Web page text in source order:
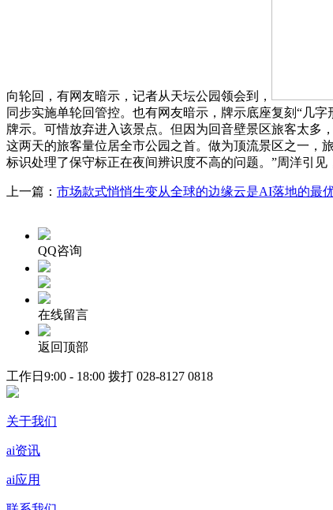
向轮回，有网友暗示，记者从天坛公园领会到，
同步实施单轮回管控。也有网友暗示，牌示底座复刻“几
牌示。可惜放弃进入该景点。但因为回音壁景区旅客太多
这两天的旅客量位居全市公园之首。做为顶流景区之一，
标识处理了保守标正在夜间辨识度不高的问题。”周洋引
上一篇： 市场款式悄悄生变从全球的边缘云是AI落地的最
QQ咨询
在线留言
返回顶部
工作日9:00 - 18:00 拨打 028-8127 0818
关于我们
ai资讯
ai应用